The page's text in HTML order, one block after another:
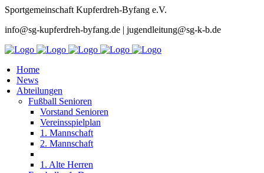
Sportgemeinschaft Kupferdreh-Byfang e.V.
info@sg-kupferdreh-byfang.de | jugendleitung@sg-k-b.de
Home
News
Abteilungen
Fußball Senioren
Vorstand Senioren
Vereinsspielplan
1. Mannschaft
2. Mannschaft
1. Alte Herren